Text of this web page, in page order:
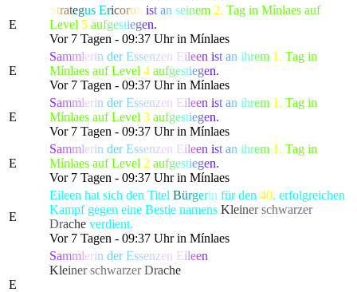
E
Strategus Ericoron ist an seinem 2. Tag in Mínlaes auf
Level 5 aufgestiegen.
Vor 7 Tagen - 09:37 Uhr in Mínlaes
E
Sammlerin der Essenzen Eileen ist an ihrem 1. Tag in
Mínlaes auf Level 4 aufgestiegen.
Vor 7 Tagen - 09:37 Uhr in Mínlaes
E
Sammlerin der Essenzen Eileen ist an ihrem 1. Tag in
Mínlaes auf Level 3 aufgestiegen.
Vor 7 Tagen - 09:37 Uhr in Mínlaes
E
Sammlerin der Essenzen Eileen ist an ihrem 1. Tag in
Mínlaes auf Level 2 aufgestiegen.
Vor 7 Tagen - 09:37 Uhr in Mínlaes
E
Eileen hat sich den Titel Bürgerin für den 40. erfolgreichen
Kampf gegen eine Bestie namens Kleinerschwarzer
Drache verdient.
Vor 7 Tagen - 09:37 Uhr in Mínlaes
E
Sammlerin der Essenzen Eileen
Kleinerschwarzer Drache